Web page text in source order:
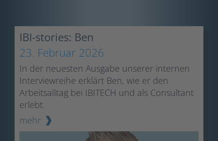
IBI-stories: Ben
23. Februar 2026
In der neuesten Ausgabe unserer internen
Interviewreihe erklärt Ben, wie er den
Arbeitsalltag bei IBITECH und als Consultant
erlebt.
mehr